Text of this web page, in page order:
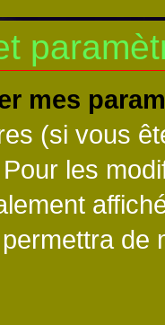
mes
(si vous
les
de